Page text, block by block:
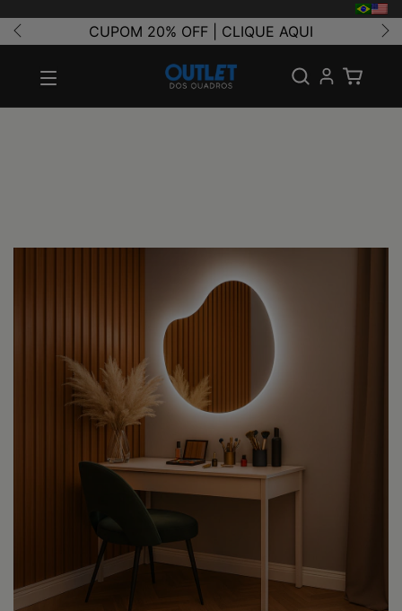
CUPOM 20% OFF | CLIQUE AQUI